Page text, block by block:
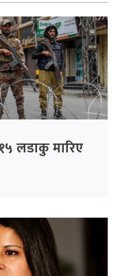
लडाकु मारिए